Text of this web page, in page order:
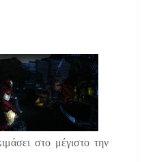
στο μέγιστο την